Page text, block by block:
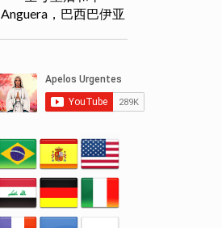
Anguera，巴西巴伊亚